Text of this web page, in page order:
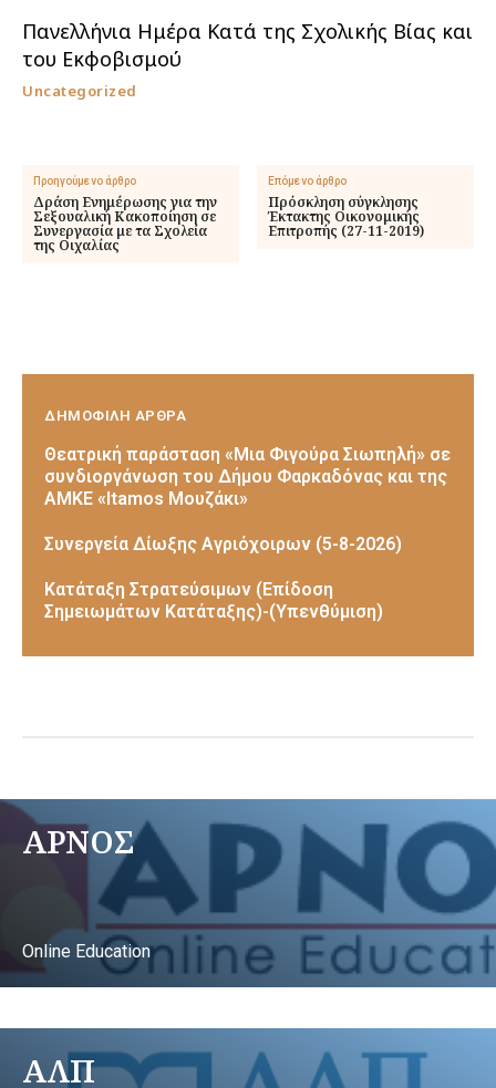
Πανελλήνια Ημέρα Κατά της Σχολικής Βίας και
του Εκφοβισμού
Uncategorized
Προηγούμενο άρθρο
Δράση Ενημέρωσης για την
Σεξουαλική Κακοποίηση σε
Συνεργασία με τα Σχολεία
της Οιχαλίας
Επόμενο άρθρο
Πρόσκληση σύγκλησης
Έκτακτης Οικονομικής
Επιτροπής (27-11-2019)
ΔΗΜΟΦΙΛΗ ΑΡΘΡΑ
Θεατρική παράσταση «Μια Φιγούρα Σιωπηλή» σε
συνδιοργάνωση του Δήμου Φαρκαδόνας και της
ΑΜΚΕ «Itamos Μουζάκι»
Συνεργεία Δίωξης Αγριόχοιρων (5-8-2026)
Κατάταξη Στρατεύσιμων (Επίδοση
Σημειωμάτων Κατάταξης)-(Υπενθύμιση)
ΑΡΝΟΣ
Online Education
ΑΛΠ